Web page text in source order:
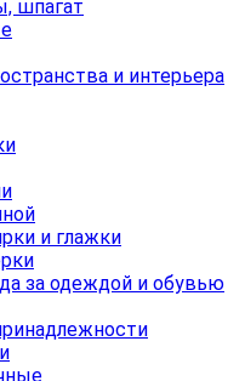
шпагат
и интерьера
и глажки
за одеждой и обувью